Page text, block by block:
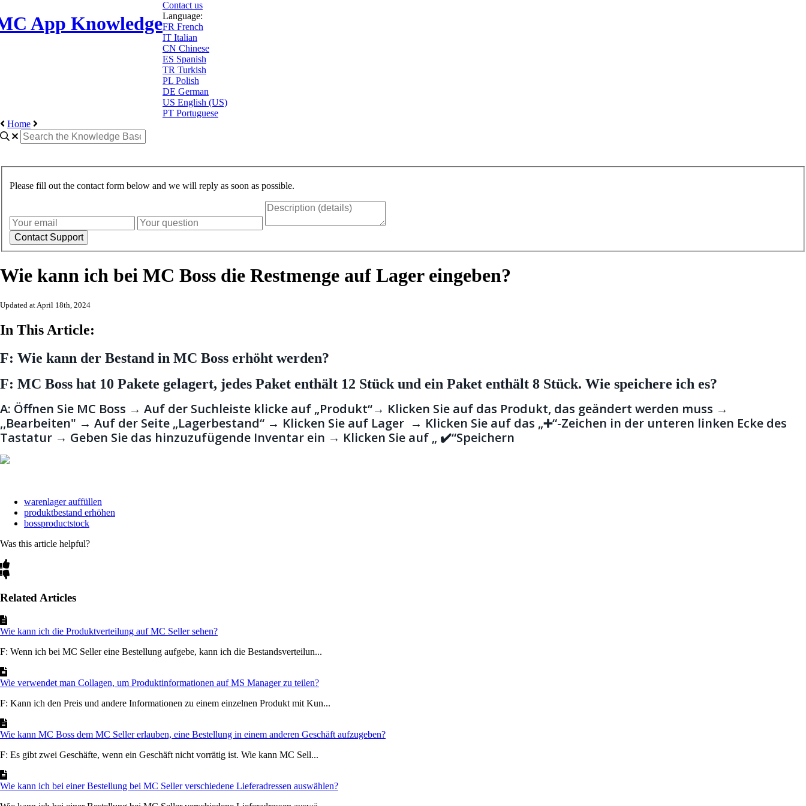
App Knowledge
Contact us
Language:
FR French
IT Italian
CN Chinese
ES Spanish
TR Turkish
PL Polish
DE German
US English (US)
PT Portuguese
Home
Please fill out the contact form below and we will reply as soon as possible.
Wie kann ich bei MC Boss die Restmenge auf Lager eingeben?
Updated at April 18th, 2024
In This Article:
F: Wie kann der Bestand in MC Boss erhöht werden?
F: MC Boss hat 10 Pakete gelagert, jedes Paket enthält 12 Stück und ein Paket enthält 8 Stück. Wie speichere ich es?
A: Öffnen Sie MC Boss → Auf der Suchleiste klicke auf „Produkt“→ Klicken Sie auf das Produkt, das geändert werden muss →
,,Bearbeiten" → Auf der Seite „Lagerbestand“ → Klicken Sie auf Lager → Klicken Sie auf das „➕“-Zeichen in der unteren linken Ecke des
Tastatur → Geben Sie das hinzuzufügende Inventar ein → Klicken Sie auf „ ✔️“Speichern
warenlager auffüllen
produktbestand erhöhen
bossproductstock
Was this article helpful?
Related Articles
Wie kann ich die Produktverteilung auf MC Seller sehen?
F: Wenn ich bei MC Seller eine Bestellung aufgebe, kann ich die Bestandsverteilun...
Wie verwendet man Collagen, um Produktinformationen auf MS Manager zu teilen?
F: Kann ich den Preis und andere Informationen zu einem einzelnen Produkt mit Kun...
Wie kann MC Boss dem MC Seller erlauben, eine Bestellung in einem anderen Geschäft aufzugeben?
F: Es gibt zwei Geschäfte, wenn ein Geschäft nicht vorrätig ist. Wie kann MC Sell...
Wie kann ich bei einer Bestellung bei MC Seller verschiedene Lieferadressen auswählen?